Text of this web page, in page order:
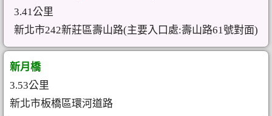
3.41公里
新北市242新莊區壽山路(主要入口處:壽山路61號對面)
新月橋
3.53公里
新北市板橋區環河道路